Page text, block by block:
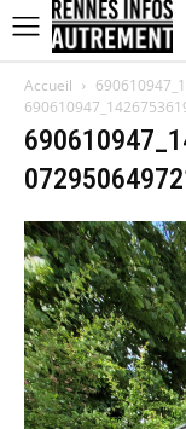
Accueil